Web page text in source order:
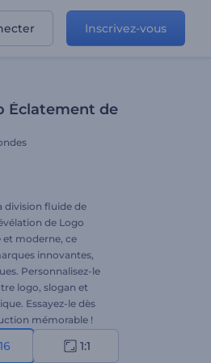
Inscrivez-vous
Éclatement de
division fluide de
de Logo
et moderne, ce
innovantes,
Personnalisez-le
logo, slogan et
Essayez-le dès
mémorable !
1:1